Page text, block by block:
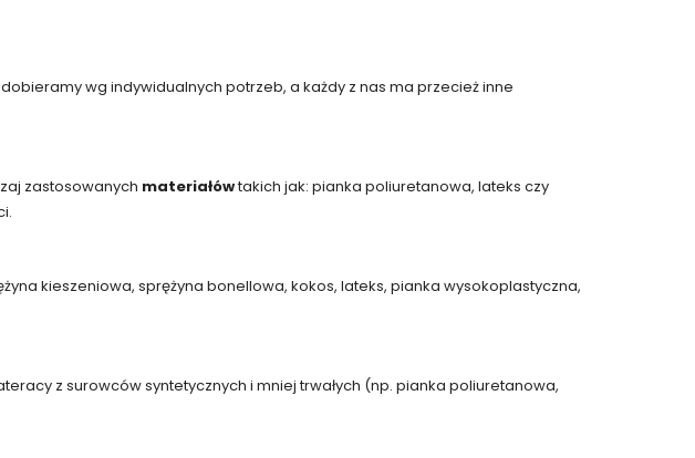
wg indywidualnych potrzeb, a każdy z nas ma przecież inne
zastosowanych materiałówtakich jak: pianka poliuretanowa, lateks czy
kieszeniowa, sprężyna bonellowa, kokos, lateks, pianka wysokoplastyczna,
z surowców syntetycznych i mniej trwałych (np. pianka poliuretanowa,